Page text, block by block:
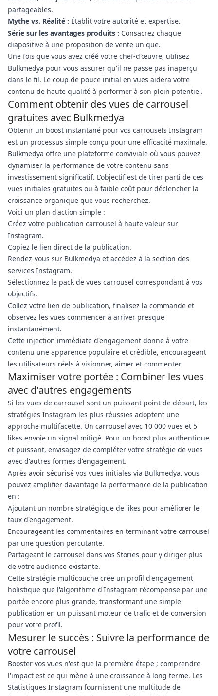
partageables.
Mythe vs. Réalité : Établit votre autorité et expertise.
Série sur les avantages produits : Consacrez chaque
diapositive à une proposition de vente unique.
Une fois que vous avez créé votre chef-d'œuvre, utilisez
Bulkmedya pour vous assurer qu'il ne passe pas inaperçu
dans le fil. Le coup de pouce initial en vues aidera votre
contenu de haute qualité à performer à son plein potentiel.
Comment obtenir des vues de carrousel
gratuites avec Bulkmedya
Obtenir un boost instantané pour vos carrousels Instagram
est un processus simple conçu pour une efficacité maximale.
Bulkmedya offre une plateforme conviviale où vous pouvez
dynamiser la performance de votre contenu sans
investissement significatif. L'objectif est de tirer parti de ces
vues initiales gratuites ou à faible coût pour déclencher la
croissance organique que vous recherchez.
Voici un plan d'action simple :
Créez votre publication carrousel à haute valeur sur
Instagram.
Copiez le lien direct de la publication.
Rendez-vous sur Bulkmedya et accédez à la section des
services Instagram.
Sélectionnez le pack de vues carrousel correspondant à vos
objectifs.
Collez votre lien de publication, finalisez la commande et
observez les vues commencer à arriver presque
instantanément.
Cette injection immédiate d'engagement donne à votre
contenu une apparence populaire et crédible, encourageant
les utilisateurs réels à visionner, aimer et commenter.
Maximiser votre portée : Combiner les vues
avec d'autres engagements
Si les vues de carrousel sont un puissant point de départ, les
stratégies Instagram les plus réussies adoptent une
approche multifacette. Un carrousel avec 10 000 vues et 5
likes envoie un signal mitigé. Pour un boost plus authentique
et puissant, envisagez de compléter votre stratégie de vues
avec d'autres formes d'engagement.
Après avoir sécurisé vos vues initiales via Bulkmedya, vous
pouvez amplifier davantage la performance de la publication
en :
Ajoutant un nombre stratégique de likes pour améliorer le
taux d'engagement.
Encourageant les commentaires en terminant votre carrousel
par une question percutante.
Partageant le carrousel dans vos Stories pour y diriger plus
de votre audience existante.
Cette stratégie multicouche crée un profil d'engagement
holistique que l'algorithme d'Instagram récompense par une
portée encore plus grande, transformant une simple
publication en un puissant moteur de trafic et de conversion
pour votre profil.
Mesurer le succès : Suivre la performance de
votre carrousel
Booster vos vues n'est que la première étape ; comprendre
l'impact est ce qui mène à une croissance à long terme. Les
Statistiques Instagram fournissent une multitude de